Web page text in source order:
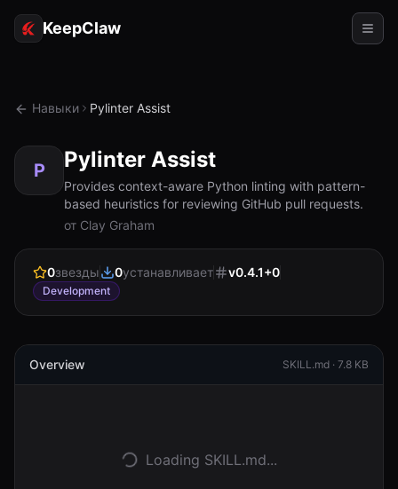
KeepClaw
Доступ к токену
Примеры использования
Цены
РЕСУРСЫ
Документация
Начать
Навыки Pylinter Assist
P Pylinter Assist
Provides context-aware Python linting with pattern-
based heuristics for reviewing GitHub pull requests.
от Clay Graham
0звезды 0устанавливает v0.4.1+0
Development
Overview SKILL.md · 7.8 KB
Loading SKILL.md...